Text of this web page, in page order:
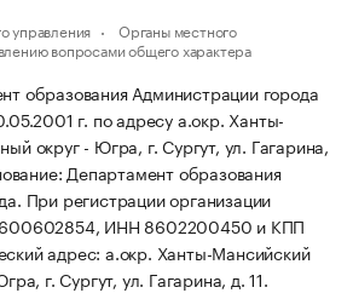
управления
Органы местного
вопросами общего характера
образования Администрации города
г. по адресу а.окр. Ханты-
округ - Югра, г. Сургут, ул. Гагарина,
Департамент образования
При регистрации организации
ИНН 8602200450 и КПП
адрес: а.окр. Ханты-Мансийский
г. Сургут, ул. Гагарина, д. 11.